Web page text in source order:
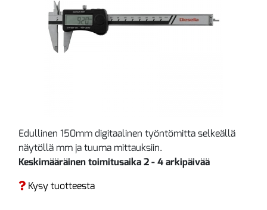
Edullinen 150mm digitaalinen työntömitta selkeällä
näytöllä mm ja tuuma mittauksiin.
Keskimääräinen toimitusaika 2 - 4 arkipäivää
Kysy tuotteesta